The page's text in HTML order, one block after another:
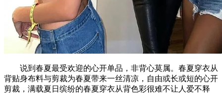
说到春夏最受欢迎的心开单品，非背心莫属。春夏穿衣从
背贴身布料与剪裁为春夏带来一丝清凉，自由或长或短的心开
剪裁，满载夏日缤纷的春夏穿衣从背色彩很难不让人爱不释